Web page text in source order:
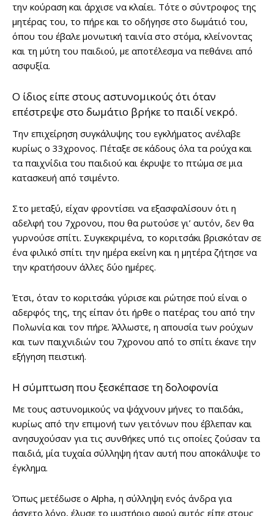
την κούραση και άρχισε να κλαίει. Τότε ο σύντροφος της
μητέρας του, το πήρε και το οδήγησε στο δωμάτιό του,
όπου του έβαλε μονωτική ταινία στο στόμα, κλείνοντας
και τη μύτη του παιδιού, με αποτέλεσμα να πεθάνει από
ασφυξία.
Ο ίδιος είπε στους αστυνομικούς ότι όταν
επέστρεψε στο δωμάτιο βρήκε το παιδί νεκρό.
Την επιχείρηση συγκάλυψης του εγκλήματος ανέλαβε
κυρίως ο 33χρονος. Πέταξε σε κάδους όλα τα ρούχα και
τα παιχνίδια του παιδιού και έκρυψε το πτώμα σε μια
κατασκευή από τσιμέντο.
Στο μεταξύ, είχαν φροντίσει να εξασφαλίσουν ότι η
αδελφή του 7χρονου, που θα ρωτούσε γι’ αυτόν, δεν θα
γυρνούσε σπίτι. Συγκεκριμένα, το κοριτσάκι βρισκόταν σε
ένα φιλικό σπίτι την ημέρα εκείνη και η μητέρα ζήτησε να
την κρατήσουν άλλες δύο ημέρες.
Έτσι, όταν το κοριτσάκι γύρισε και ρώτησε πού είναι ο
αδερφός της, της είπαν ότι ήρθε ο πατέρας του από την
Πολωνία και τον πήρε. Άλλωστε, η απουσία των ρούχων
και των παιχνιδιών του 7χρονου από το σπίτι έκανε την
εξήγηση πειστική.
Η σύμπτωση που ξεσκέπασε τη δολοφονία
Με τους αστυνομικούς να ψάχνουν μήνες το παιδάκι,
κυρίως από την επιμονή των γειτόνων που έβλεπαν και
ανησυχούσαν για τις συνθήκες υπό τις οποίες ζούσαν τα
παιδιά, μία τυχαία σύλληψη ήταν αυτή που αποκάλυψε το
έγκλημα.
Όπως μετέδωσε ο Alpha, η σύλληψη ενός άνδρα για
άσχετο λόγο, έλυσε το μυστήριο αφού αυτός είπε στους